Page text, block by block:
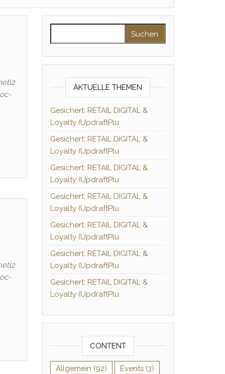
AKTUELLE THEMEN
Gesichert: RETAIL DIGITAL &
Loyalty (UpdraftPlu
Gesichert: RETAIL DIGITAL &
Loyalty (UpdraftPlu
Gesichert: RETAIL DIGITAL &
Loyalty (UpdraftPlu
Gesichert: RETAIL DIGITAL &
Loyalty (UpdraftPlu
Gesichert: RETAIL DIGITAL &
Loyalty (UpdraftPlu
Gesichert: RETAIL DIGITAL &
Loyalty (UpdraftPlu
Gesichert: RETAIL DIGITAL &
Loyalty (UpdraftPlu
CONTENT
Allgemein (92) Events(3)